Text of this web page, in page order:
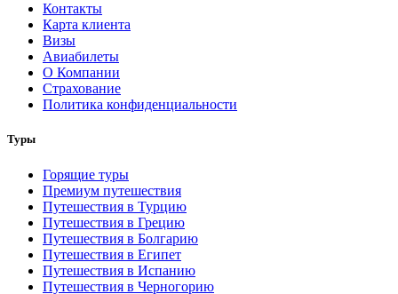
Контакты
Карта клиента
Визы
Авиабилеты
О Компании
Страхование
Политика конфиденциальности
Туры
Горящие туры
Премиум путешествия
Путешествия в Турцию
Путешествия в Грецию
Путешествия в Болгарию
Путешествия в Египет
Путешествия в Испанию
Путешествия в Черногорию